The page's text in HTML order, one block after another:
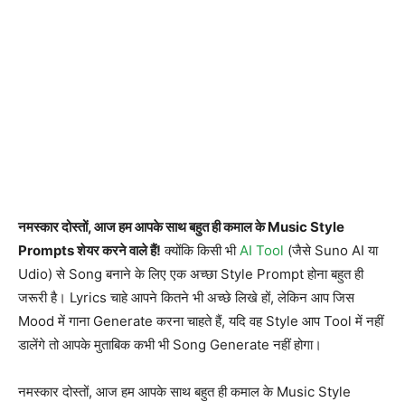
नमस्कार दोस्तों, आज हम आपके साथ बहुत ही कमाल के Music Style
Prompts शेयर करने वाले हैं! क्योंकि किसी भीAI Tool (जैसे Suno AI या
Udio) से Song बनाने के लिए एक अच्छा Style Prompt होना बहुत ही
जरूरी है। Lyrics चाहे आपने कितने भी अच्छे लिखे हों, लेकिन आप जिस
Mood में गाना Generate करना चाहते हैं, यदि वह Style आप Tool में नहीं
डालेंगे तो आपके मुताबिक कभी भी Song Generate नहीं होगा।
नमस्कार दोस्तों, आज हम आपके साथ बहुत ही कमाल के Music Style